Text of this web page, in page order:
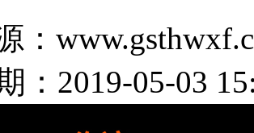
：
：2019-05-03